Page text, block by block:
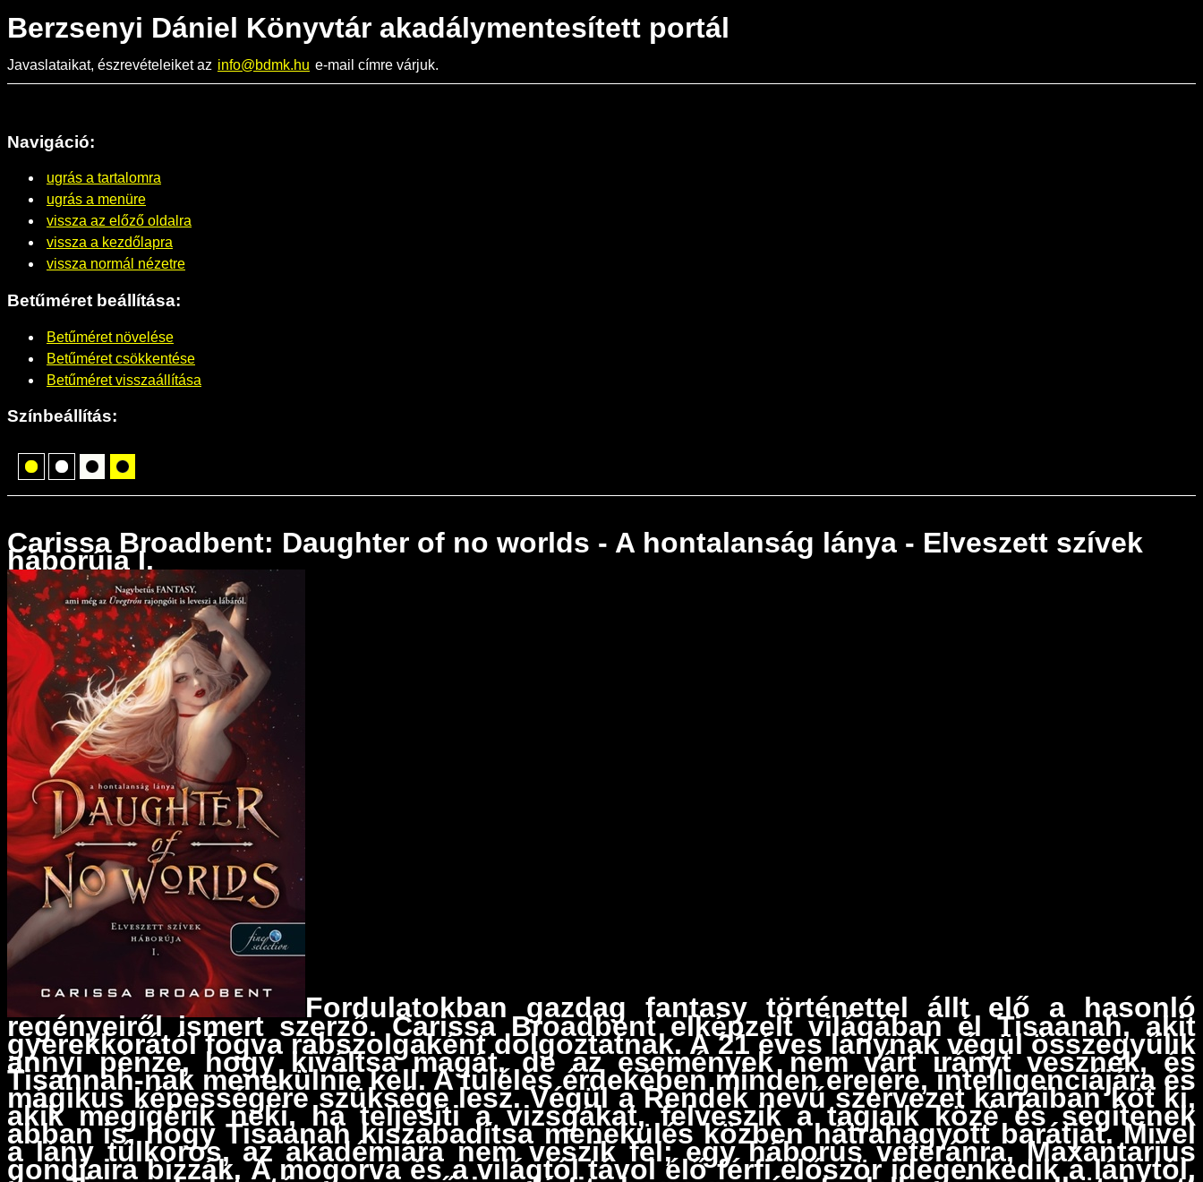
Berzsenyi Dániel Könyvtár akadálymentesített portál
Javaslataikat, észrevételeiket az info@bdmk.hu e-mail címre várjuk.
Navigáció:
ugrás a tartalomra
ugrás a menüre
vissza az előző oldalra
vissza a kezdőlapra
vissza normál nézetre
Betűméret beállítása:
Betűméret növelése
Betűméret csökkentése
Betűméret visszaállítása
Színbeállítás:
Carissa Broadbent: Daughter of no worlds - A hontalanság lánya - Elveszett szívek
háborúja I.
Fordulatokban gazdag fantasy történettel állt elő a hasonló
regényeiről ismert szerző. Carissa Broadbent elképzelt világában él Tisaanah, akit
gyerekkorától fogva rabszolgaként dolgoztatnak. A 21 éves lánynak végül összegyűlik
annyi pénze, hogy kiváltsa magát, de az események nem várt irányt vesznek, és
Tisannah-nak menekülnie kell. A túlélés érdekében minden erejére, intelligenciájára és
mágikus képességére szüksége lesz. Végül a Rendek nevű szervezet karjaiban köt ki,
akik megígérik neki, ha teljesíti a vizsgákat, felveszik a tagjaik közé és segítenek
abban is, hogy Tisaanah kiszabadítsa menekülés közben hátrahagyott barátját. Mivel
a lány túlkoros, az akadémiára nem veszik fel; egy háborús veteránra, Maxantarius
gondjaira bízzák. A mogorva és a világtól távol élő férfi először idegenkedik a lánytól,